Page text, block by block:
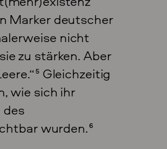
Marker deutscher
nicht
zu stärken. Aber
5 Gleichzeitig
wie sich ihr
wurden.6